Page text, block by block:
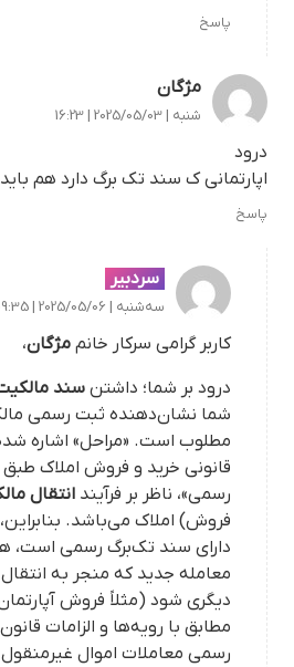
پاسخ
مژگان
شنبه | 2025/05/03 | 16:23
درود
اپارتمانی ک سند تک برگ دارد هم
پاسخ
سردبیر
سه‌شنبه | 2025/05/06 | 09:35
کاربر گرامی سرکار خانم مژگان،
درود بر شما؛ داشتن سند
شما نشان‌دهنده ثبت رسمی
مطلوب است. «مراحل» اشاره
قانونی خرید و فروش املاک طبق
رسمی»، ناظر بر فرآیند انتقال
فروش) املاک می‌باشد.
دارای سند تک‌برگ رسمی است،
معامله جدید که منجر به
دیگری شود (مثلاً فروش
مطابق با رویه‌ها و الزامات
رسمی معاملات اموال